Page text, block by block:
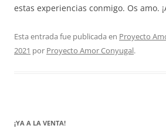
estas experiencias conmigo. Os amo.
Esta entrada fue publicada en Proyecto
2021 por Proyecto Amor Conyugal.
¡YA A LA VENTA!